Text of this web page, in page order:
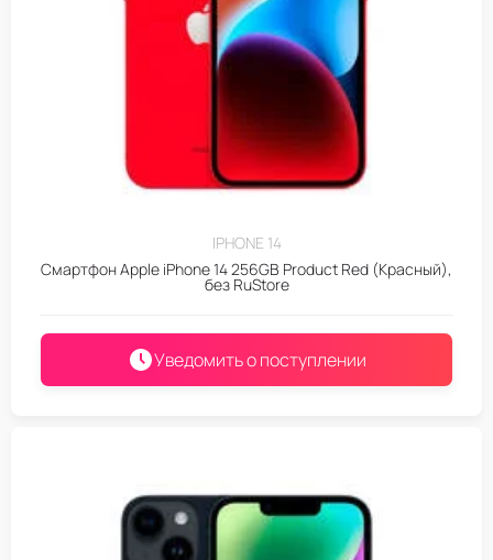
IPHONE 14
Смартфон Apple iPhone 14 256GB Product Red (Красный),
без RuStore
Уведомить о поступлении